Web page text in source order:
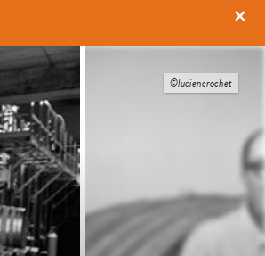
×
©luciencrochet